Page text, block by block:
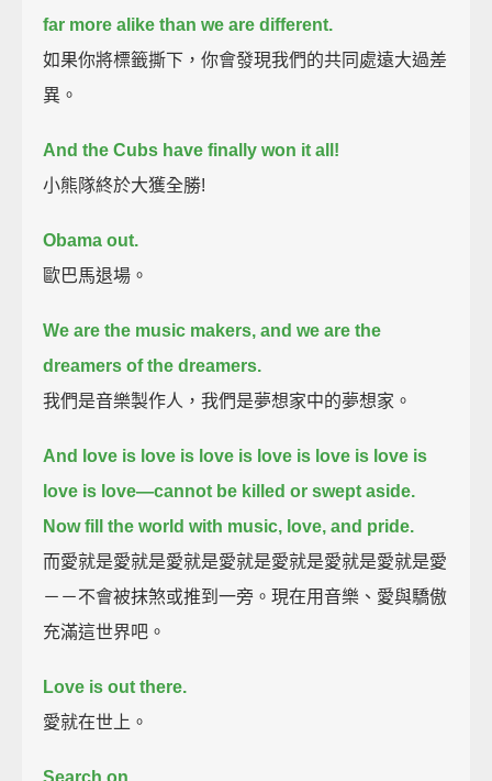
far more alike than we are different.
如果你將標籤撕下，你會發現我們的共同處遠大過差
異。
And the Cubs have finally won it all!
小熊隊終於大獲全勝!
Obama out.
歐巴馬退場。
We are the music makers, and we are the
dreamers of the dreamers.
我們是音樂製作人，我們是夢想家中的夢想家。
And love is love is love is love is love is love is
love is love—cannot be killed or swept aside.
Now fill the world with music, love, and pride.
而愛就是愛就是愛就是愛就是愛就是愛就是愛就是愛
－－不會被抹煞或推到一旁。現在用音樂、愛與驕傲
充滿這世界吧。
Love is out there.
愛就在世上。
Search on.